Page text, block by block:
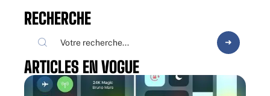
RECHERCHE
ARTICLES EN VOGUE